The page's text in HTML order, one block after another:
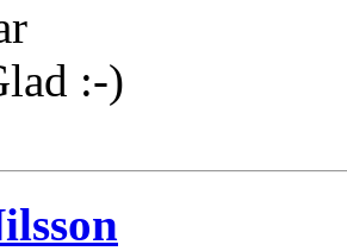
:-)